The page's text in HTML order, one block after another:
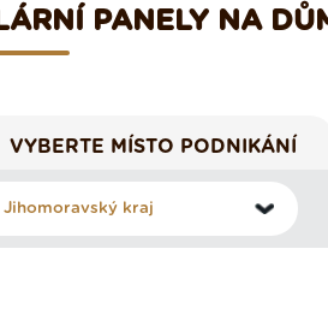
PANELY NA
VYBERTE MÍSTO PODNIKÁNÍ